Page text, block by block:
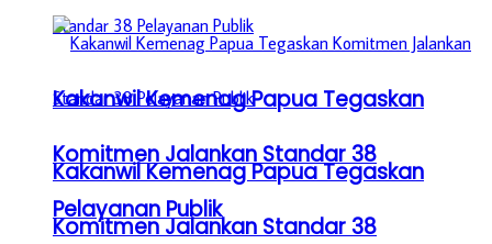
Kakanwil Kemenag Papua Tegaskan
Komitmen Jalankan Standar 38
Pelayanan Publik
Kakanwil Kemenag Papua Tegaskan
Komitmen Jalankan Standar 38